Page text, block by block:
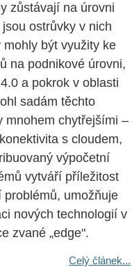
zůstávají na úrovni
ostrůvky v nich
být využity ke
na podnikové úrovni,
a pokrok v oblasti
sadám těchto
mnohem chytřejšími –
s cloudem,
výpočetní
vytváří příležitost
umožňuje
nových technologií v
zvané „edge".
Celý článek...